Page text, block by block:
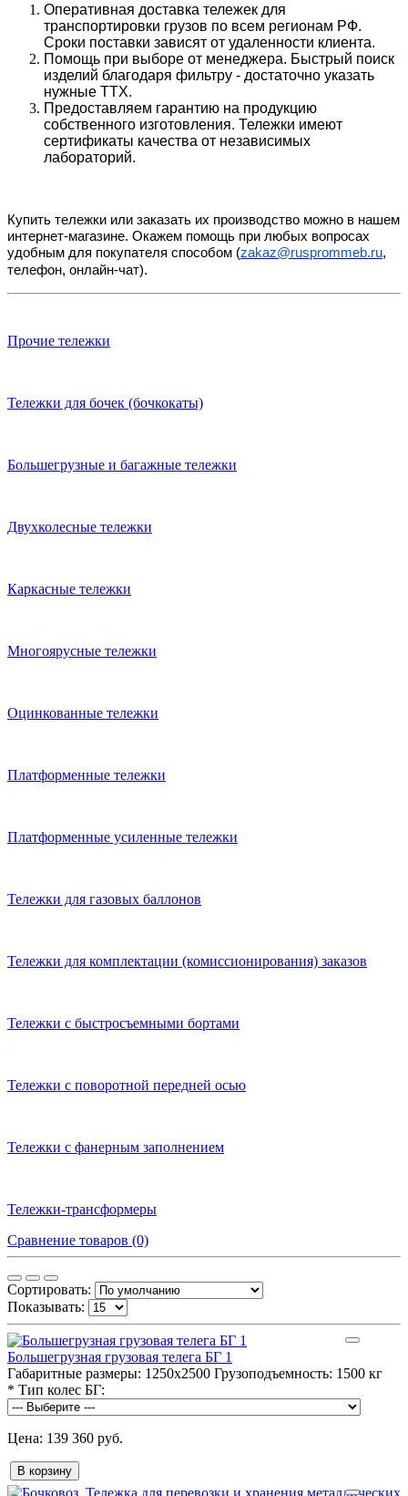
Оперативная доставка тележек для
транспортировки грузов по всем регионам РФ.
Сроки поставки зависят от удаленности клиента.
Помощь при выборе от менеджера. Быстрый поиск
изделий благодаря фильтру - достаточно указать
нужные ТТХ.
Предоставляем гарантию на продукцию
собственного изготовления. Тележки имеют
сертификаты качества от независимых
лабораторий.
Купить тележки или заказать их производство можно в нашем
интернет-магазине. Окажем помощь при любых вопросах
удобным для покупателя способом (zakaz@rusprommeb.ru,
телефон, онлайн-чат).
Прочие тележки
Тележки для бочек (бочкокаты)
Большегрузные и багажные тележки
Двухколесные тележки
Каркасные тележки
Многоярусные тележки
Оцинкованные тележки
Платформенные тележки
Платформенные усиленные тележки
Тележки для газовых баллонов
Тележки для комплектации (комиссионирования) заказов
Тележки с быстросъемными бортами
Тележки с поворотной передней осью
Тележки с фанерным заполнением
Тележки-трансформеры
Сравнение товаров (0)
Сортировать:
Показывать:
Большегрузная грузовая телега БГ 1
Габаритные размеры: 1250х2500 Грузоподъемность: 1500 кг
* Тип колес БГ:
139 360 руб.
В корзину